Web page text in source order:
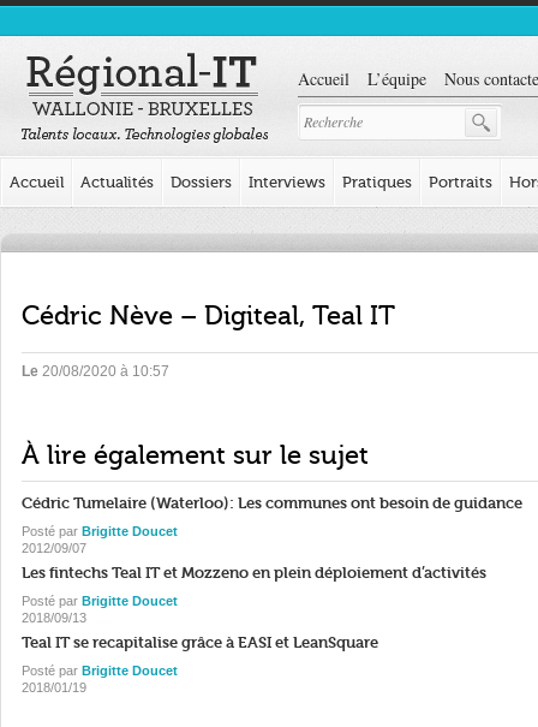
Accueil L’équipe Nous
Accueil Actualités Dossiers Interviews Pratiques Portraits
Cédric Nève – Digiteal, Teal IT
Le 20/08/2020 à 10:57
À lire également sur le sujet
Cédric Tumelaire (Waterloo): Les communes ont besoin de guidance
Posté par Brigitte Doucet
2012/09/07
Les fintechs Teal IT et Mozzeno en plein déploiement d’activités
Posté par Brigitte Doucet
2018/09/13
Teal IT se recapitalise grâce à EASI et LeanSquare
Posté par Brigitte Doucet
2018/01/19